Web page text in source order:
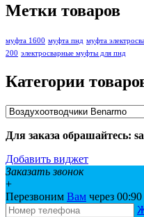
Метки товаров
муфта 1600 муфта пнд муфта
200 электросварные муфты для пнд
Категории
Для заказа обрашайтесь:
Добавить виджет
Заказать звонок
+
Перезвоним Вам через 00:90